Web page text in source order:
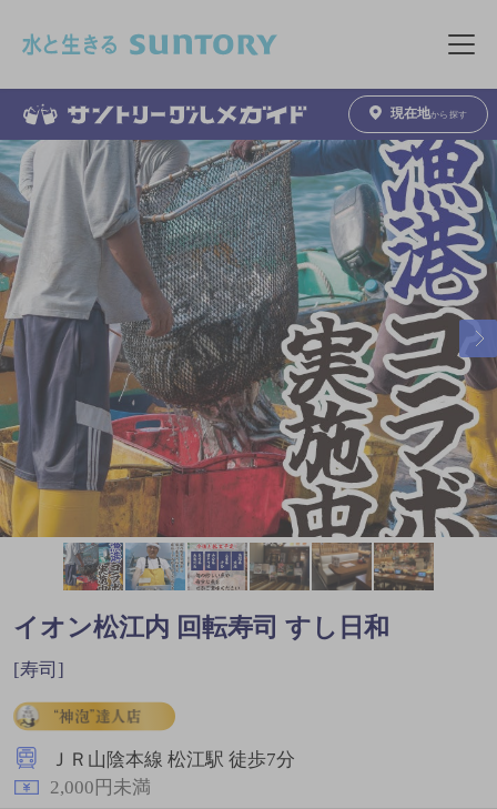
メニュ
現在地から探す
イオン松江内 回転寿司 すし日和
[寿司]
ＪＲ山陰本線 松江駅 徒歩7分
2,000円未満